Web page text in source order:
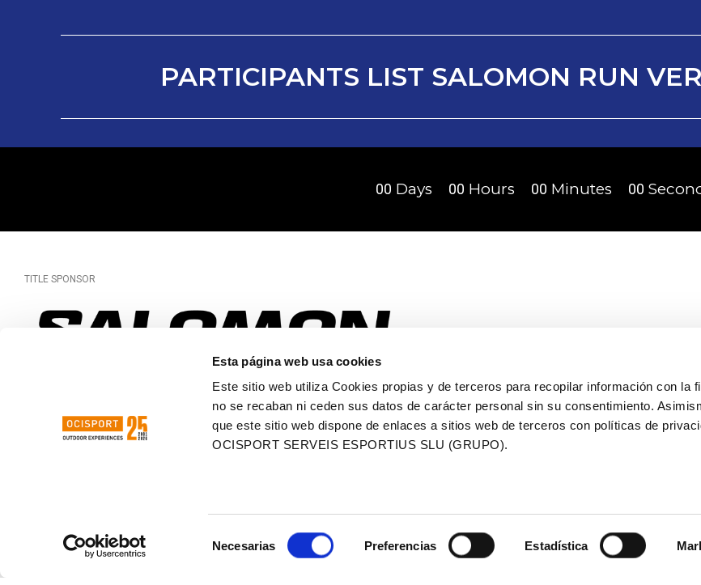
Esta página web usa cookies
Este sitio web utiliza Cookies propias y de terceros para recopilar información con la
no se recaban ni ceden sus datos de carácter personal sin su consentimiento.
que este sitio web dispone de enlaces a sitios web de terceros con políticas de
OCISPORT SERVEIS ESPORTIUS SLU (GRUPO).
de
Necesarias Preferencias Estadística
PARTICIPANTS LIST SALOMON RUN
00 Days 00 Hours 00 Minutes 00
TITLE SPONSOR
OFFICIAL TRANSPORT OFFICIAL MAPPING